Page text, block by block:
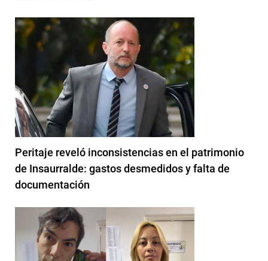
Peritaje reveló inconsistencias en el patrimonio
de Insaurralde: gastos desmedidos y falta de
documentación